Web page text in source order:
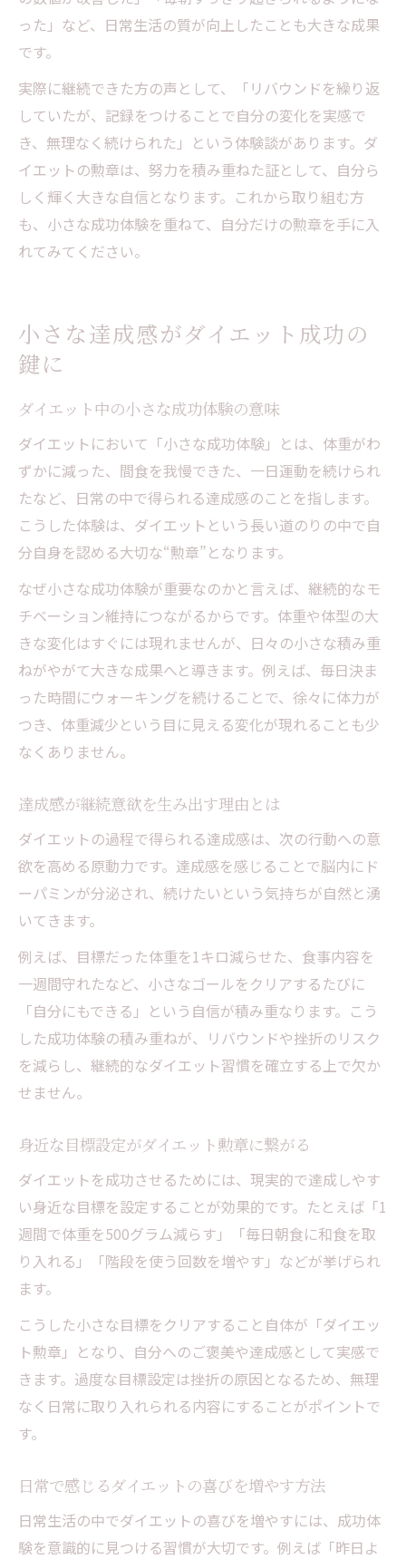
った」など、日常生活の質が向上したことも大きな成果
です。
実際に継続できた方の声として、「リバウンドを繰り返
していたが、記録をつけることで自分の変化を実感で
き、無理なく続けられた」という体験談があります。ダ
イエットの勲章は、努力を積み重ねた証として、自分ら
しく輝く大きな自信となります。これから取り組む方
も、小さな成功体験を重ねて、自分だけの勲章を手に入
れてみてください。
小さな達成感がダイエット成功の
鍵に
ダイエット中の小さな成功体験の意味
ダイエットにおいて「小さな成功体験」とは、体重がわ
ずかに減った、間食を我慢できた、一日運動を続けられ
たなど、日常の中で得られる達成感のことを指します。
こうした体験は、ダイエットという長い道のりの中で自
分自身を認める大切な“勲章”となります。
なぜ小さな成功体験が重要なのかと言えば、継続的なモ
チベーション維持につながるからです。体重や体型の大
きな変化はすぐには現れませんが、日々の小さな積み重
ねがやがて大きな成果へと導きます。例えば、毎日決ま
った時間にウォーキングを続けることで、徐々に体力が
つき、体重減少という目に見える変化が現れることも少
なくありません。
達成感が継続意欲を生み出す理由とは
ダイエットの過程で得られる達成感は、次の行動への意
欲を高める原動力です。達成感を感じることで脳内にド
ーパミンが分泌され、続けたいという気持ちが自然と湧
いてきます。
例えば、目標だった体重を1キロ減らせた、食事内容を
一週間守れたなど、小さなゴールをクリアするたびに
「自分にもできる」という自信が積み重なります。こう
した成功体験の積み重ねが、リバウンドや挫折のリスク
を減らし、継続的なダイエット習慣を確立する上で欠か
せません。
身近な目標設定がダイエット勲章に繋がる
ダイエットを成功させるためには、現実的で達成しやす
い身近な目標を設定することが効果的です。たとえば「1
週間で体重を500グラム減らす」「毎日朝食に和食を取
り入れる」「階段を使う回数を増やす」などが挙げられ
ます。
こうした小さな目標をクリアすること自体が「ダイエッ
ト勲章」となり、自分へのご褒美や達成感として実感で
きます。過度な目標設定は挫折の原因となるため、無理
なく日常に取り入れられる内容にすることがポイントで
す。
日常で感じるダイエットの喜びを増やす方法
日常生活の中でダイエットの喜びを増やすには、成功体
験を意識的に見つける習慣が大切です。例えば「昨日よ